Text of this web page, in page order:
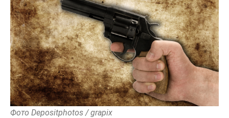
Фото Depositphotos / grapix